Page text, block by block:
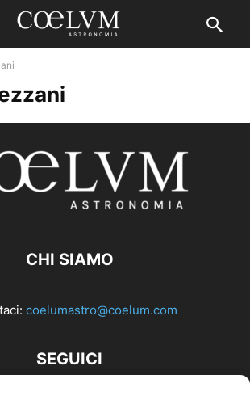
CHI SIAMO
coelumastro@coelum.com
SEGUICI